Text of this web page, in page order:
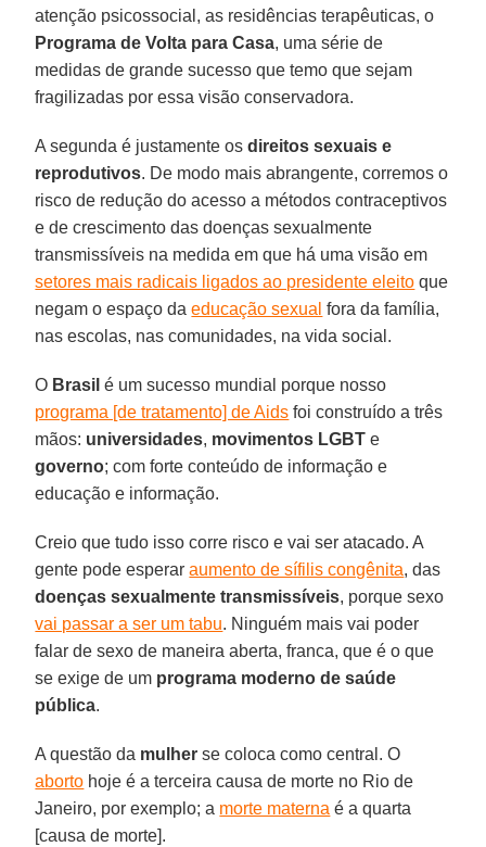
atenção psicossocial, as residências terapêuticas, o
Programa de Volta para Casa, uma série de
medidas de grande sucesso que temo que sejam
fragilizadas por essa visão conservadora.
A segunda é justamente osdireitos sexuais e
reprodutivos. De modo mais abrangente, corremos o
risco de redução do acesso a métodos contraceptivos
e de crescimento das doenças sexualmente
transmissíveis na medida em que há uma visão em
setores mais radicais ligados ao presidente eleito que
negam o espaço daeducação sexual fora da família,
nas escolas, nas comunidades, na vida social.
O Brasil é um sucesso mundial porque nosso
programa [de tratamento] de Aids foi construído a três
mãos: universidades, movimentos LGBT e
governo; com forte conteúdo de informação e
educação e informação.
Creio que tudo isso corre risco e vai ser atacado. A
gente pode esperaraumento de sífilis congênita, das
doenças sexualmente transmissíveis, porque sexo
vai passar a ser um tabu. Ninguém mais vai poder
falar de sexo de maneira aberta, franca, que é o que
se exige de um programa moderno de saúde
pública.
A questão da mulher se coloca como central. O
aborto hoje é a terceira causa de morte no Rio de
Janeiro, por exemplo; a morte materna é a quarta
[causa de morte].